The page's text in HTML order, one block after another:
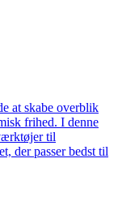
at skabe overblik
frihed. I denne
til
der passer bedst til